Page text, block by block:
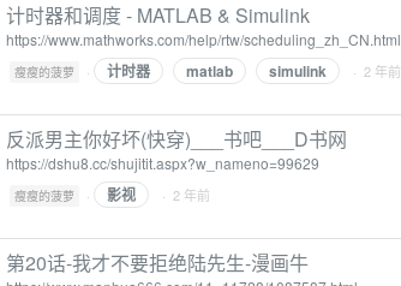
计时器和调度 - MATLAB & Simulink
https://www.mathworks.com/help/rtw/scheduling_zh_CN.html
瘦瘦的菠萝 · 计时器 matlab simulink · 2 年前
反派男主你好坏(快穿)___书吧___D书网
https://dshu8.cc/shujitit.aspx?w_nameno=99629
瘦瘦的菠萝 · 影视 · 2 年前
第20话-我才不要拒绝陆先生-漫画牛